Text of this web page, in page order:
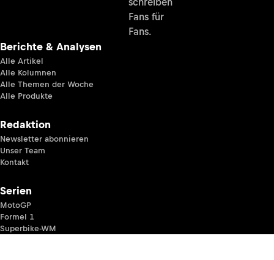
Fans für
Fans.
Berichte & Analysen
Alle Artikel
Alle Kolumnen
Alle Themen der Woche
Alle Produkte
Redaktion
Newsletter abonnieren
Unser Team
Kontakt
Serien
MotoGP
Formel 1
Superbike-WM